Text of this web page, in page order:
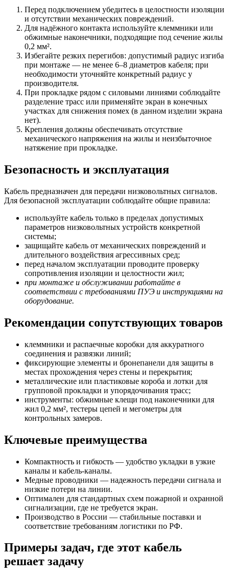
Перед подключением убедитесь в целостности изоляции
и отсутствии механических повреждений.
Для надёжного контакта используйте клеммники или
обжимные наконечники, подходящие под сечение жилы
0,2 мм².
Избегайте резких перегибов: допустимый радиус изгиба
при монтаже — не менее 6–8 диаметров кабеля; при
необходимости уточняйте конкретный радиус у
производителя.
При прокладке рядом с силовыми линиями соблюдайте
разделение трасс или применяйте экран в конечных
участках для снижения помех (в данном изделии экрана
нет).
Крепления должны обеспечивать отсутствие
механического напряжения на жилы и неизбыточное
натяжение при прокладке.
Безопасность и эксплуатация
Кабель предназначен для передачи низковольтных сигналов.
Для безопасной эксплуатации соблюдайте общие правила:
используйте кабель только в пределах допустимых
параметров низковольтных устройств конкретной
системы;
защищайте кабель от механических повреждений и
длительного воздействия агрессивных сред;
перед началом эксплуатации проводите проверку
сопротивления изоляции и целостности жил;
при монтаже и обслуживании работайте в
соответствии с требованиями ПУЭ и инструкциями на
оборудование.
Рекомендации сопутствующих товаров
клеммники и распаечные коробки для аккуратного
соединения и развязки линий;
фиксирующие элементы и бронепанели для защиты в
местах прохождения через стены и перекрытия;
металлические или пластиковые короба и лотки для
групповой прокладки и упорядочивания трасс;
инструменты: обжимные клещи под наконечники для
жил 0,2 мм², тестеры цепей и мегометры для
контрольных замеров.
Ключевые преимущества
Компактность и гибкость — удобство укладки в узкие
каналы и кабель-каналы.
Медные проводники — надежность передачи сигнала и
низкие потери на линии.
Оптимален для стандартных схем пожарной и охранной
сигнализации, где не требуется экран.
Производство в России — стабильные поставки и
соответствие требованиям логистики по РФ.
Примеры задач, где этот кабель
решает задачу